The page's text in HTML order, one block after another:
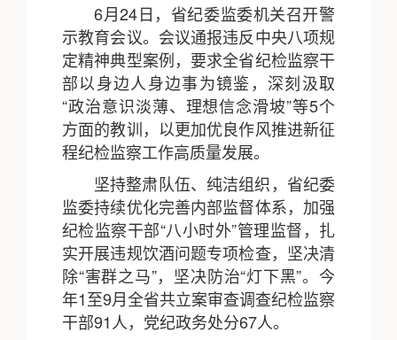
6月24日，省纪委监委机关召开警
示教育会议。会议通报违反中央八项规
定精神典型案例，要求全省纪检监察干
部以身边人身边事为镜鉴，深刻汲取
“政治意识淡薄、理想信念滑坡”等5个
方面的教训，以更加优良作风推进新征
程纪检监察工作高质量发展。
坚持整肃队伍、纯洁组织，省纪委
监委持续优化完善内部监督体系，加强
纪检监察干部“八小时外”管理监督，扎
实开展违规饮酒问题专项检查，坚决清
除“害群之马”，坚决防治“灯下黑”。今
年1至9月全省共立案审查调查纪检监察
干部91人，党纪政务处分67人。